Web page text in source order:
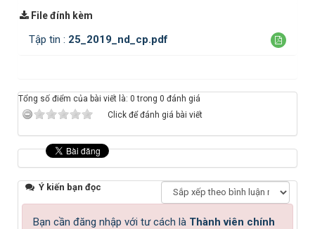
File đính kèm
Tập tin : 25_2019_nd_cp.pdf
Tổng số điểm của bài viết là: 0 trong 0 đánh giá
Click để đánh giá bài viết
Ý kiến bạn đọc
Bạn cần đăng nhập với tư cách là Thành viên chính